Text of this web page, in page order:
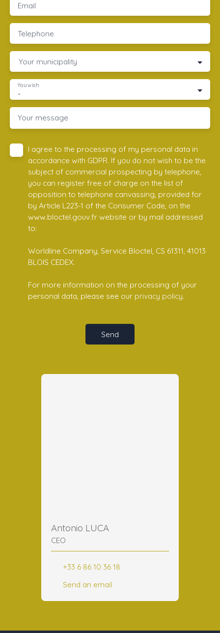
Email
Telephone
Your municipality
-
You wish
Your message
I agree to the processing of my personal data in
accordance with GDPR. If you do not wish to be the
subject of commercial prospecting by telephone,
you can register free of charge on the list of
opposition to telephone canvassing, provided for
by Article L223-1 of the Consumer Code, on the
www.bloctel.gouv.fr website or by mail addressed
to:
Worldline Company, Service Bloctel, CS 61311, 41013
BLOIS CEDEX.
For more information on the processing of your
personal data, please see our privacy policy.
Send
Antonio LUCA
CEO
+33 6 86 10 36 18
Send an email